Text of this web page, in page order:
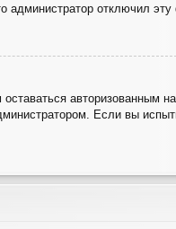
администратор отключил
авторизованным
Если вы